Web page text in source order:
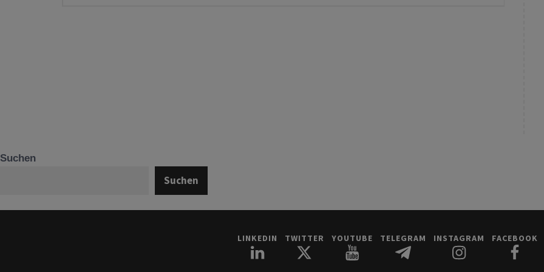
Suchen
Suchen
LINKEDIN TWITTER YOUTUBE TELEGRAM INSTAGRAM FACEBOOK